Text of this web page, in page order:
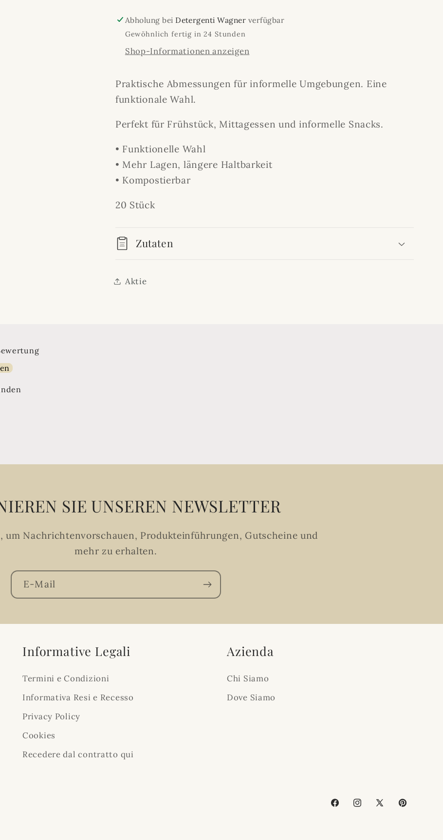
lagig
lagig
Abholung bei Detergenti Wagner verfügbar
Gewöhnlich fertig in 24 Stunden
Shop-Informationen anzeigen
Praktische Abmessungen für informelle Umgebungen. Eine
funktionale Wahl.
Perfekt für Frühstück, Mittagessen und informelle Snacks.
• Funktionelle Wahl
• Mehr Lagen, längere Haltbarkeit
• Kompostierbar
20 Stück
Zutaten
Aktie
SIE UNSEREN NEWSLETTER
um Nachrichtenvorschauen, Produkteinführungen, Gutscheine und
mehr zu erhalten.
E-Mail
Informative Legali
Termini e Condizioni
Informativa Resi e Recesso
Privacy Policy
Cookies
Recedere dal contratto qui
Azienda
Chi Siamo
Dove Siamo
FacebookInstagram
X
Pinterest